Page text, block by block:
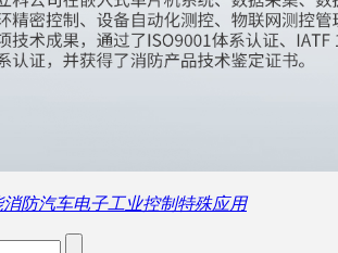
消防汽车电子工业控制特殊应用